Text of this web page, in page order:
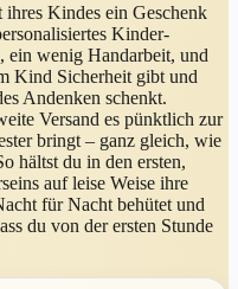
Kindes ein Geschenk
Kinder-
wenig Handarbeit, und
Kind Sicherheit gibt und
Andenken schenkt.
Versand es pünktlich zur
bringt – ganz gleich, wie
hältst du in den ersten,
auf leise Weise ihre
für Nacht behütet und
du von der ersten Stunde